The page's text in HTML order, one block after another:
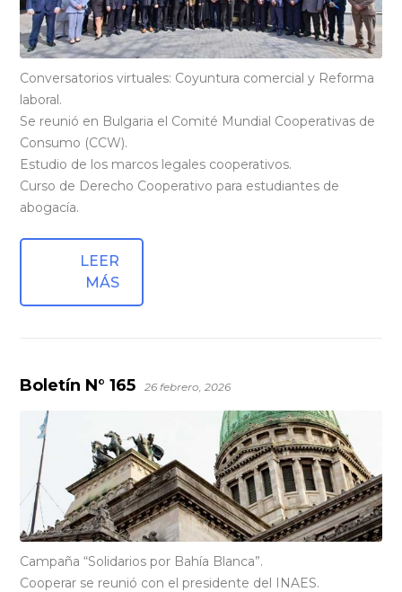
Conversatorios virtuales: Coyuntura comercial y Reforma
laboral.
Se reunió en Bulgaria el Comité Mundial Cooperativas de
Consumo (CCW).
Estudio de los marcos legales cooperativos.
Curso de Derecho Cooperativo para estudiantes de
abogacía.
LEER
MÁS
Boletín N° 165 26 febrero, 2026
Campaña “Solidarios por Bahía Blanca”.
Cooperar se reunió con el presidente del INAES.